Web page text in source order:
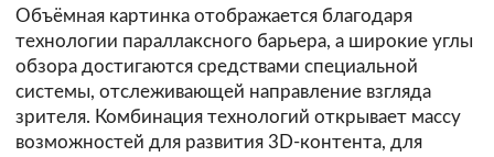
Объёмная картинка отображается благодаря
технологии параллаксного барьера, а широкие углы
обзора достигаются средствами специальной
системы, отслеживающей направление взгляда
зрителя. Комбинация технологий открывает массу
возможностей для развития 3D-контента, для